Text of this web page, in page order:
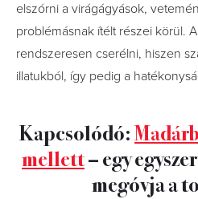
elszórni a virágágyások,
problémásnak ítélt részei körül.
rendszeresen cserélni, hiszen
illatukból, így pedig a
Kapcsolódó:
mellett– egy
megóvja a